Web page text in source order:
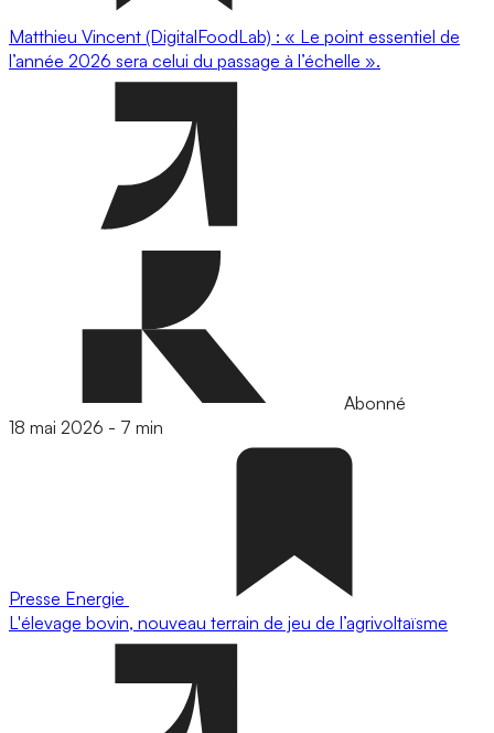
Matthieu Vincent (DigitalFoodLab) : « Le point essentiel de
l’année 2026 sera celui du passage à l’échelle ».
Abonné
18 mai 2026 - 7 min
Presse Energie
L'élevage bovin, nouveau terrain de jeu de l’agrivoltaïsme